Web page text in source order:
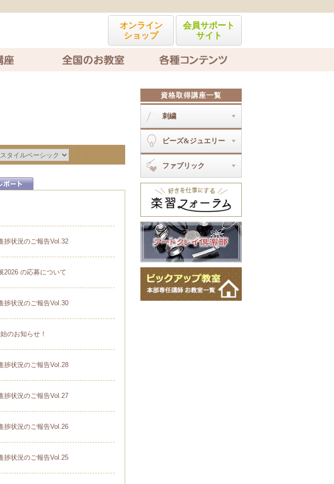
オンライン
ショップ
会員サポート
サイト
捗状況のご報告Vol.32
2026 の応募について
捗状況のご報告Vol.30
のお知らせ！
捗状況のご報告Vol.28
捗状況のご報告Vol.27
捗状況のご報告Vol.26
捗状況のご報告Vol.25
資格取得講座一覧
刺繍
刺繍とは
オートクチュール刺繍アクセサリ
ーディプロマ
ソウタシエジュエリーディプロマ
ビーズ&ジュエリー
ビーズ&ジュエリーとは
コスチュームジュエリー（入門・
ディプロマ・認定）
ジュエリークロッシェ上級
ジュエリークロッシェ
ビーズアートステッチWIZアカデ
ビーズアートステッチWIZアカデ
ミーII
ビーズアートステッチWIZアルフ
ァ
ディプロマ
マルチホールビーズアートステッ
ファブリック
ファブリックとは
マクラメ雑貨ディプロマ